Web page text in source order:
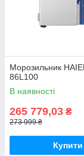
Морозильник
86L100
В наявності
265 779,03 ₴
273 999 ₴
Купити